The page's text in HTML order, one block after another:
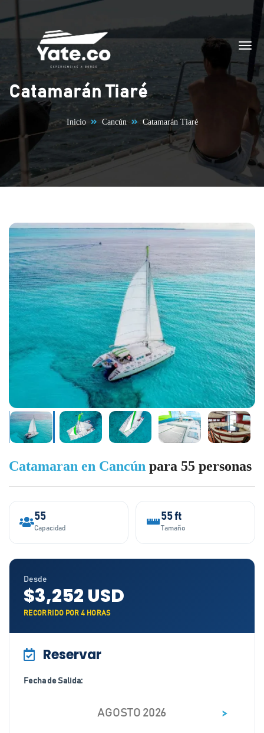
Saltar al contenido
Catamarán Tiaré
Inicio Cancún Catamarán Tiaré
Catamaran en Cancún para 55 personas
55
Capacidad
55 ft
Tamaño
Desde
$3,252 USD
RECORRIDO POR 4 HORAS
Reservar
Fecha de Salida:
AGOSTO 2026 >